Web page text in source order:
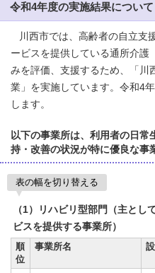
令和4年度の実施結果について
川西市では、高齢者の自立支
ービスを提供している通所介護
みを評価、支援するため、「川
業」を実施しています。令和4
します。
以下の事業所は、利用者の日
持・改善の状況が特に優良な事
表の幅を切り替える
（1）リハビリ型部門（主とし
ビスを提供する事業所）
順
位
事業所名